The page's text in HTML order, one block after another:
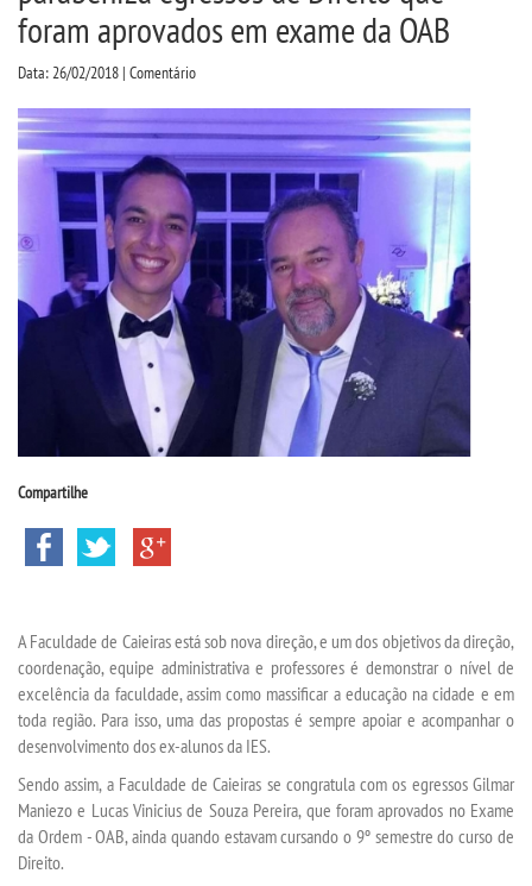
CPSA
FIES
CURSOS
BACHARELADOS
LICENCIATURAS
INSCREVA-SE
SEGUNDA GRADUAÇÃO
MATRÍCULA
EDITAL
foram aprovados em exame da OAB
Data: 26/02/2018 | Comentário
Compartilhe
A Faculdade de Caieiras está sob nova direção, e um dos objetivos da direção,
coordenação, equipe administrativa e professores é demonstrar o nível de
excelência da faculdade, assim como massificar a educação na cidade e em
toda região. Para isso, uma das propostas é sempre apoiar e acompanhar o
desenvolvimento dos ex-alunos da IES.
Sendo assim, a Faculdade de Caieiras se congratula com os egressos Gilmar
Maniezo e Lucas Vinicius de Souza Pereira, que foram aprovados no Exame
da Ordem - OAB, ainda quando estavam cursando o 9º semestre do curso de
Direito.